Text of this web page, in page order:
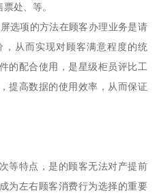
处、等。
选项的方法在顾客办理业务是请
从而实现对顾客满意程度的统
的配合使用，是星级柜员评比工
提高数据的使用效率，从而保证
等特点，是的顾客无法对产提前
为左右顾客消费行为选择的重要